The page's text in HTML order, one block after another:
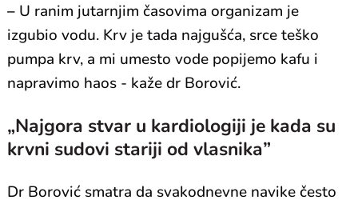
– U ranim jutarnjim časovima organizam je
izgubio vodu. Krv je tada najgušća, srce teško
pumpa krv, a mi umesto vode popijemo kafu i
napravimo haos - kaže dr Borović.
„Najgora stvar u kardiologiji je kada su
krvni sudovi stariji od vlasnika”
Dr Borović smatra da svakodnevne navike često